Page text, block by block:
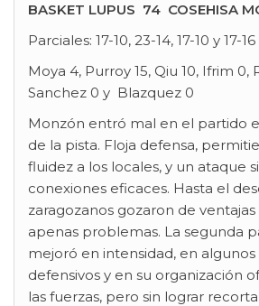
BASKET LUPUS 74 COSEHISA
Parciales: 17-10, 23-14, 17-10 y 17-16
Moya 4, Purroy 15, Qiu 10, Ifrim 0,
Sanchez 0 y Blazquez 0
Monzón entró mal en el partido
de la pista. Floja defensa,
fluidez a los locales, y un ataque
conexiones eficaces. Hasta el
zaragozanos gozaron de ventajas
apenas problemas. La segunda
mejoró en intensidad, en
defensivos y en su organización
las fuerzas, pero sin lograr